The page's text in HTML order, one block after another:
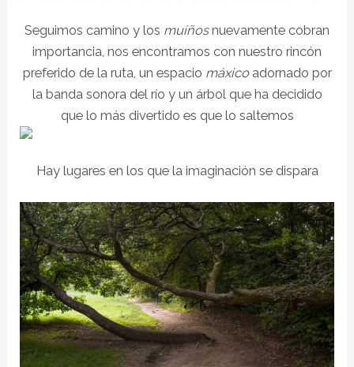
Seguimos camino y los muíñosnuevamente cobran
importancia, nos encontramos con nuestro rincón
preferido de la ruta, un espacio máxicoadornado por
la banda sonora del río y un árbol que ha decidido
que lo más divertido es que lo saltemos
Hay lugares en los que la imaginación se dispara